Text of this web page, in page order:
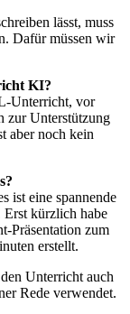
lässt, muss
Dafür müssen wir
KI?
Unterricht, vor
zur Unterstützung
aber noch kein
ist eine spannende
Erst kürzlich habe
Präsentation zum
erstellt.
Unterricht auch
Rede verwendet.